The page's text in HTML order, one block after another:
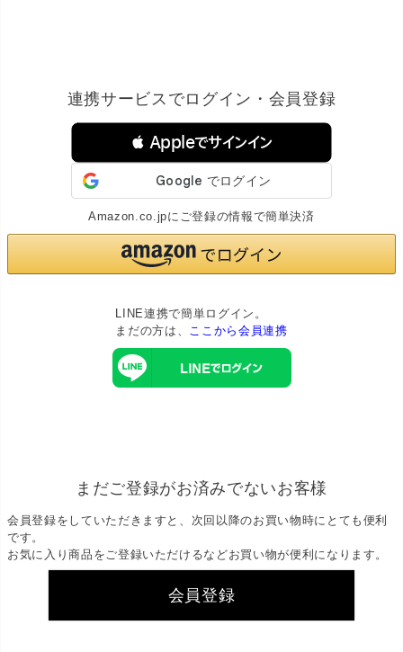
連携サービスでログイン・会員登録
 Appleでサインイン
Amazon.co.jpにご登録の情報で簡単決済
LINE連携で簡単ログイン。
まだの方は、 ここから会員連携
まだご登録がお済みでないお客様
会員登録をしていただきますと、次回以降のお買い物時にとても便利
です。
お気に入り商品をご登録いただけるなどお買い物が便利になります。
会員登録